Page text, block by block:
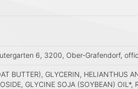
6, 3200, Ober-Grafendorf,
BUTTER), GLYCERIN, HELIANTHUS
GLYCINE SOJA (SOYBEAN)